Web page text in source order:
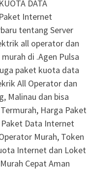
DATA
Internet
tentang Server
all operator dan
di .Agen Pulsa
paket kuota data
All Operator dan
Malinau dan bisa
Harga Paket
Data Internet
Murah, Token
Internet dan Loket
Cepat Aman